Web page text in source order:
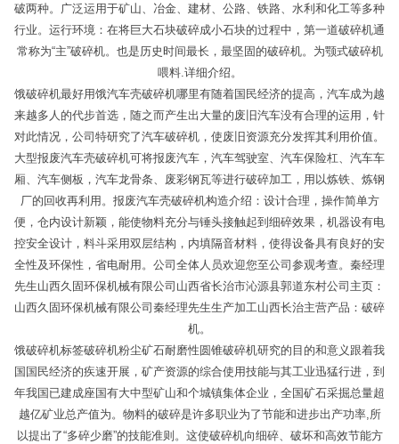
破两种。广泛运用于矿山、冶金、建材、公路、铁路、水利和化工等多种
行业。运行环境：在将巨大石块破碎成小石块的过程中，第一道破碎机通
常称为“主”破碎机。也是历史时间最长，最坚固的破碎机。为颚式破碎机
喂料.详细介绍。
饿破碎机最好用饿汽车壳破碎机哪里有随着国民经济的提高，汽车成为越
来越多人的代步首选，随之而产生出大量的废旧汽车没有合理的运用，针
对此情况，公司特研究了汽车破碎机，使废旧资源充分发挥其利用价值。
大型报废汽车壳破碎机可将报废汽车，汽车驾驶室、汽车保险杠、汽车车
厢、汽车侧板，汽车龙骨条、废彩钢瓦等进行破碎加工，用以炼铁、炼钢
厂的回收再利用。报废汽车壳破碎机构造介绍：设计合理，操作简单方
便，仓内设计新颖，能使物料充分与锤头接触起到细碎效果，机器设有电
控安全设计，料斗采用双层结构，内填隔音材料，使得设备具有良好的安
全性及环保性，省电耐用。公司全体人员欢迎您至公司参观考查。秦经理
先生山西久固环保机械有限公司山西省长治市沁源县郭道东村公司主页：
山西久固环保机械有限公司秦经理先生生产加工山西长治主营产品：破碎
机。
饿破碎机标签破碎机粉尘矿石耐磨性圆锥破碎机研究的目的和意义跟着我
国国民经济的疾速开展，矿产资源的综合使用技能与其工业迅猛行进，到
年我国已建成座国有大中型矿山和个城镇集体企业，全国矿石采掘总量超
越亿矿业总产值为。物料的破碎是许多职业为了节能和进步出产功率,所
以提出了“多碎少磨”的技能准则。这使破碎机向细碎、破坏和高效节能方